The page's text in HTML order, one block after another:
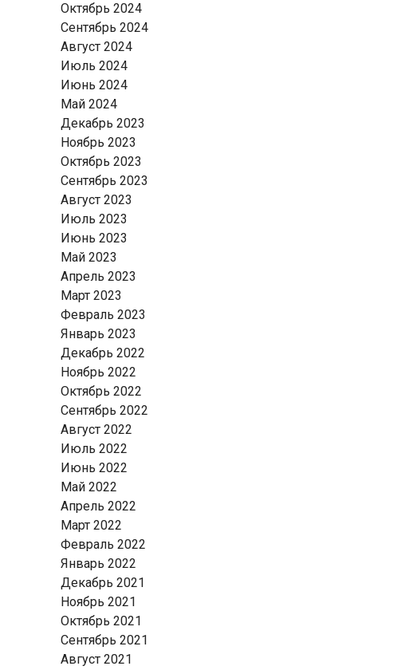
Октябрь 2024
Сентябрь 2024
Август 2024
Июль 2024
Июнь 2024
Май 2024
Декабрь 2023
Ноябрь 2023
Октябрь 2023
Сентябрь 2023
Август 2023
Июль 2023
Июнь 2023
Май 2023
Апрель 2023
Март 2023
Февраль 2023
Январь 2023
Декабрь 2022
Ноябрь 2022
Октябрь 2022
Сентябрь 2022
Август 2022
Июль 2022
Июнь 2022
Май 2022
Апрель 2022
Март 2022
Февраль 2022
Январь 2022
Декабрь 2021
Ноябрь 2021
Октябрь 2021
Сентябрь 2021
Август 2021